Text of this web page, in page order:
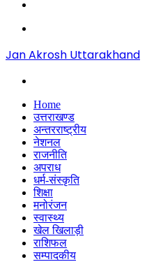
Jan Akrosh Uttarakhand
Home
उत्तराखण्ड
अन्तरराष्ट्रीय
नेशनल
राजनीति
अपराध
धर्म-संस्कृति
शिक्षा
मनोरंजन
स्वास्थ्य
खेल खिलाड़ी
राशिफल
सम्पादकीय